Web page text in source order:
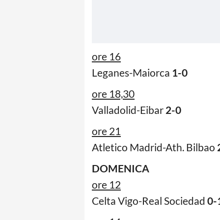
ore 16
Leganes-Maiorca 1-0
ore 18,30
Valladolid-Eibar 2-0
ore 21
Atletico Madrid-Ath. Bilbao
DOMENICA
ore 12
Celta Vigo-Real Sociedad 0-